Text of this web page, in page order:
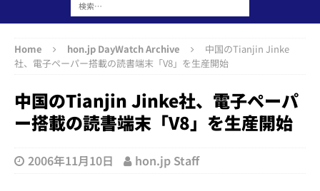
Home hon.jp DayWatch Archive
中国のTianjin Jinke
社、電子ペーパー搭載の読書端末「V8」を生産開始
中国のTianjin Jinke社、電子ペーパ
ー搭載の読書端末「V8」を生産開始
2006年11月10日 hon.jp Staff